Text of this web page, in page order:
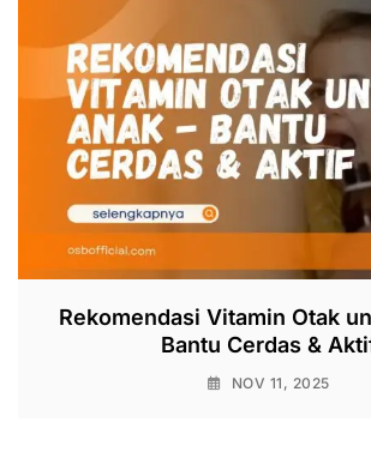
Rekomendasi Vitamin Otak
Bantu Cerdas &
NOV 11, 2025